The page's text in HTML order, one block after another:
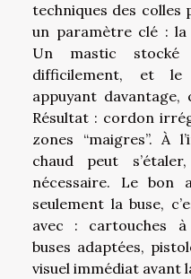
techniques des colles
un paramètre clé :
Un mastic
difficilement, et le
appuyant
Résultat : cordon
zones “maigres”. À
chaud peut
nécessaire. Le bon
seulement la buse,
avec : cartouches
buses adaptées,
visuel immédiat avant